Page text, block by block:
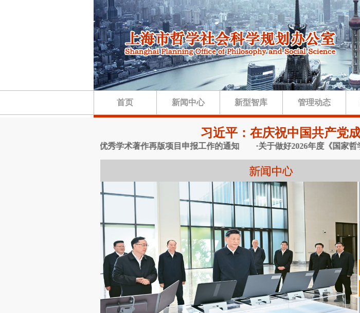
首页 新闻中心 新型智库 管理动态
习近平：在庆祝中国共产党
士学位论文出版、优秀学术著作再版项目申报工作的通知 ·关于做好2026年度《国家哲学社会